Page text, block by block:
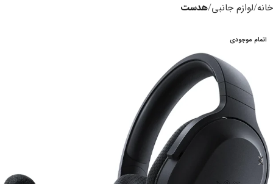
خانه لوازم جانبی هدست
اتمام موجودی